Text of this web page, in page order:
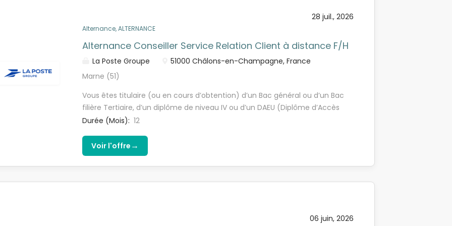
communication externe Gérer les réseaux sociaux Liste non exhaustive
Profil : Vous êtes la ou le candidat idéal si : Vous êtes motivé, assidu,
d'apprendre...
28 juil., 2026
Alternance, ALTERNANCE
Alternance Conseiller Service Relation Client à distance F/H
La Poste Groupe
51000 Châlons-en-Champagne, France
Marne (51)
Vous êtes titulaire (ou en cours d’obtention) d’un Bac général ou d’un Bac
filière Tertiaire, d’un diplôme de niveau IV ou d’un DAEU (Diplôme d’Accès
aux Etudes Universitaires) Vous avez idéalement 3 mois d’expérience en
sauf exceptions article L6222-2 code du travail)
Durée (Mois): 12
Voir l'offre →
06 juin, 2026